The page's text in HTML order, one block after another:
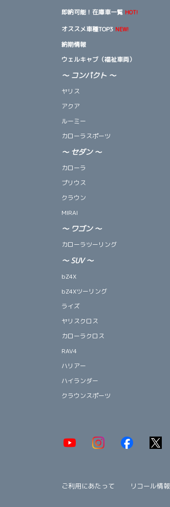
即納可能！在庫車一覧 HOT!
オススメ車種TOP3 NEW!
納期情報
ウェルキャブ（福祉車両）
～ コンパクト ～
ヤリス
アクア
ルーミー
カローラスポーツ
～ セダン ～
カローラ
プリウス
クラウン
MIRAI
～ ワゴン ～
カローラツーリング
～ SUV～
bZ4X
bZ4Xツーリング
ライズ
ヤリスクロス
カローラクロス
RAV4
ハリアー
ハイランダー
クラウンスポーツ
ご利用にあたって リコール情報